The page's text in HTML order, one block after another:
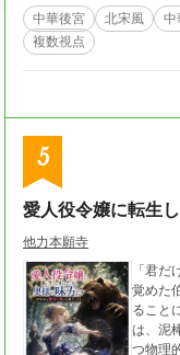
的に日
せん（信仰や祭祀はさ
中華後宮 北宋風 中
複数視点
5
愛人役令嬢に転生
他力本願寺
「君だ
覚めた
ること
は、泥棒猫に
つ物理的に撃退